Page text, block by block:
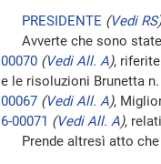
PRESIDENTE (Vedi RS)
Avverte che sono state
00070 (Vedi All. A),
e le risoluzioni Brunetta n.
00067 (Vedi All. A),
6-00071 (Vedi All. A),
Prende altresì atto che